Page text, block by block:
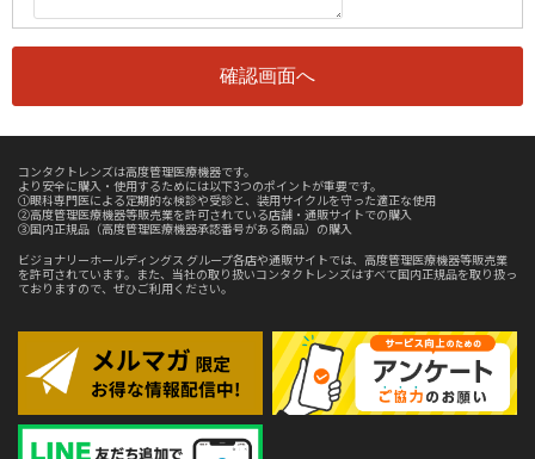
コンタクトレンズは高度管理医療機器です。
より安全に購入・使用するためには以下3つのポイントが重要です。
①眼科専門医による定期的な検診や受診と、装用サイクルを守った適正な使用
②高度管理医療機器等販売業を許可されている店舗・通販サイトでの購入
③国内正規品（高度管理医療機器承認番号がある商品）の購入
ビジョナリーホールディングス グループ各店や通販サイトでは、高度管理医療機器等販売業
を許可されています。また、当社の取り扱いコンタクトレンズはすべて国内正規品を取り扱っ
ておりますので、ぜひご利用ください。